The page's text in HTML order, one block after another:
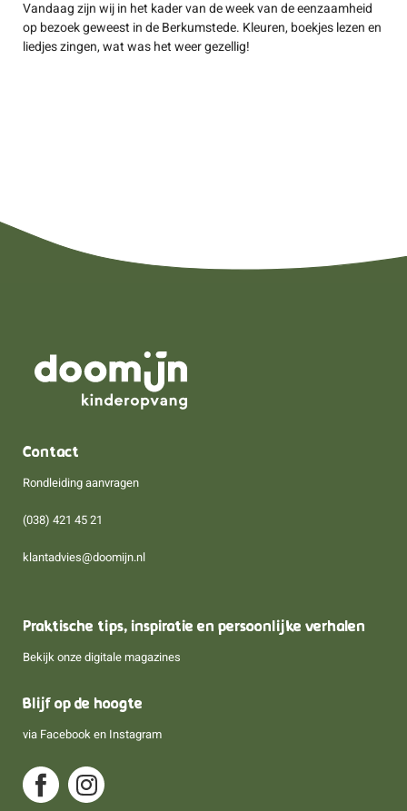
Vandaag zijn wij in het kader van de week van de eenzaamheid
op bezoek geweest in de Berkumstede. Kleuren, boekjes lezen en
liedjes zingen, wat was het weer gezellig!
Contact
Rondleiding aanvragen
(038) 421 45 21
klantadvies@doomijn.nl
Praktische tips, inspiratie en persoonlijke verhalen
Bekijk onze digitale magazines
Blijf op de hoogte
via Facebook en Instagram